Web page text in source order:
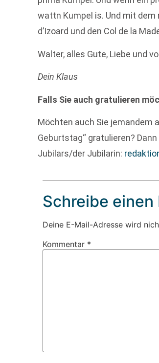
wattn Kumpel is. Und mit dem
d’Izoard und den Col de la
Walter, alles Gute, Liebe und
Dein Klaus
Falls Sie auch gratulieren
Möchten auch Sie jemandem
Geburtstag“ gratulieren?
Jubilars/der Jubilarin:
Schreibe einen
Deine E-Mail-Adresse wird
Kommentar *